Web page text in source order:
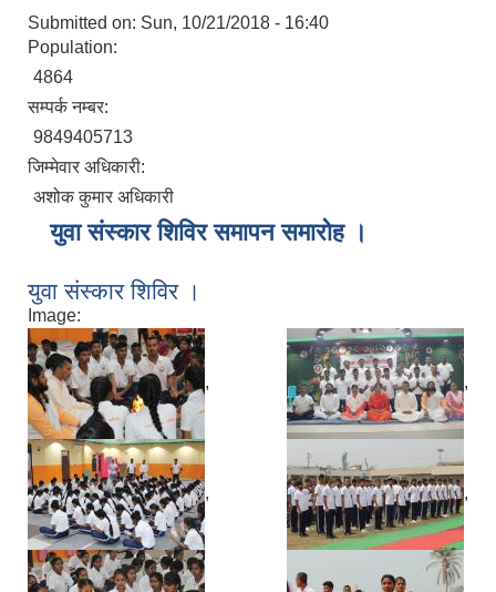
Submitted on: Sun, 10/21/2018 - 16:40
Population:
4864
सम्पर्क नम्बर:
9849405713
जिम्मेवार अधिकारी:
अशोक कुमार अधिकारी
युवा संस्कार शिविर समापन समारोह ।
युवा संस्कार शिविर ।
Image:
, ,
, ,